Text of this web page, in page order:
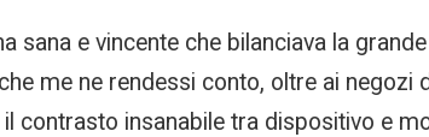
sana e vincente che bilanciava la
me ne rendessi conto, oltre ai negozi
contrasto insanabile tra dispositivo e